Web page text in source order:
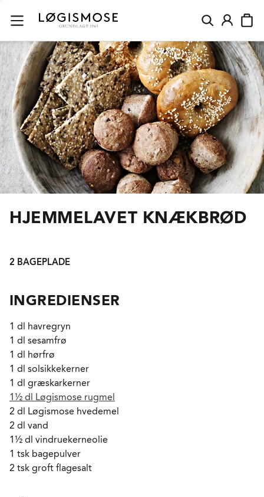
HJEMMELAVET KNÆKBRØD
2 BAGEPLADE
INGREDIENSER
1 dl havregryn
1 dl sesamfrø
1 dl hørfrø
1 dl solsikkekerner
1 dl græskarkerner
1½ dl Løgismose rugmel
2 dl Løgismose hvedemel
2 dl vand
1½ dl vindruekerneolie
1 tsk bagepulver
2 tsk groft flagesalt